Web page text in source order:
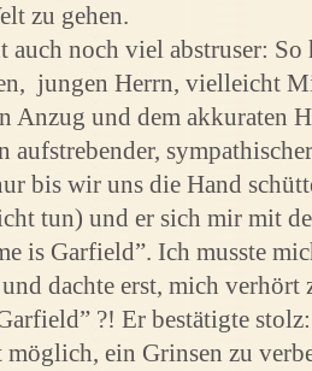
zu gehen.
auch noch viel abstruser:
jungen Herrn, vielleicht
Anzug und dem akkuraten
bis wir uns die Hand
tun) und er sich mir mit
is Garfield”. Ich musste
dachte erst, mich
?! Er bestätigte
ein Grinsen zu